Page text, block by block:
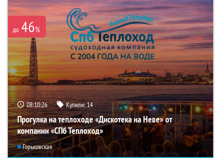
до 46%
08:10:25 Купили:14
Прогулка на теплоходе «Дискотека на Неве» от
компании «СПб Теплоход»
Горьковская